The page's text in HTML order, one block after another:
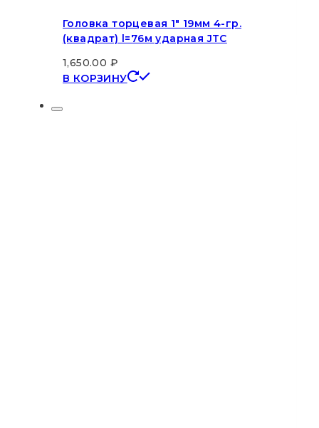
Головка торцевая 1″ 19мм 4-гр.
(квадрат) l=76м ударная JTC
1,650.00 ₽
В КОРЗИНУ